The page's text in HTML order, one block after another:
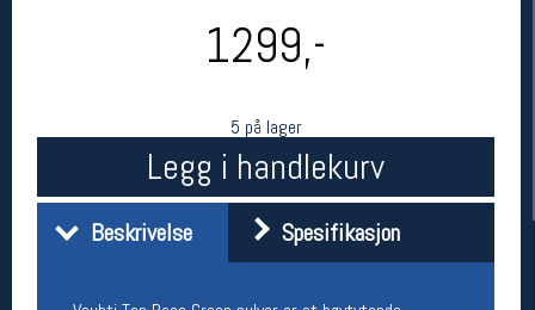
1299,-
5 på lager
Legg i handlekurv
Beskrivelse Spesifikasjon